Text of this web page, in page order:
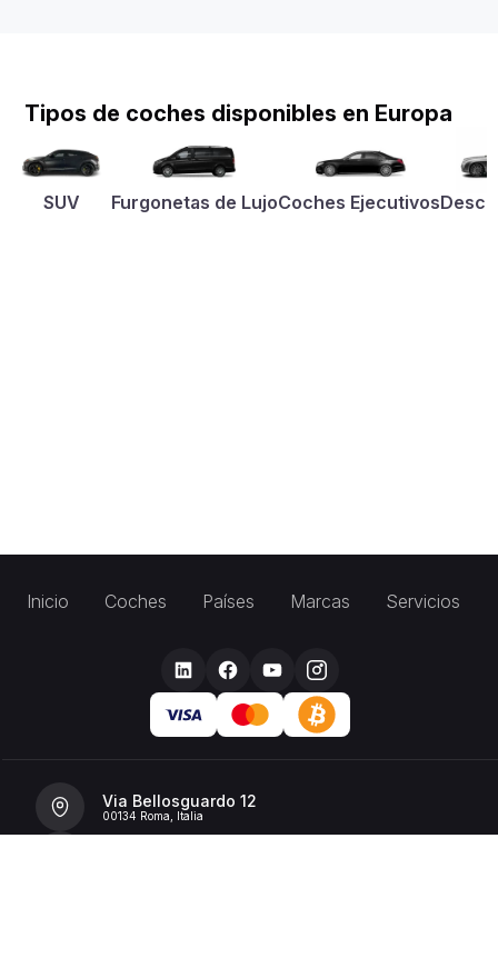
Tipos de coches disponibles en Europa
SUV Furgonetas de LujoCoches Ejecutivos
Inicio Coches Países Marcas Servicios
Via Bellosguardo 12
00134 Roma, Italia